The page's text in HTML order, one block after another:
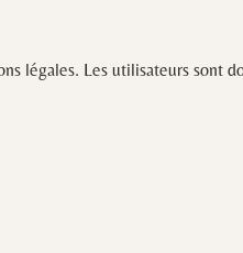
légales. Les utilisateurs sont